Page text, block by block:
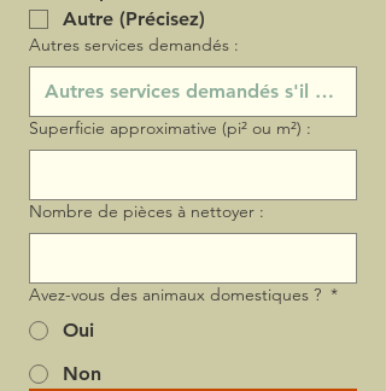
Autre (Précisez)
Autres services demandés :
Superficie approximative (pi² ou m²) :
Nombre de pièces à nettoyer :
Avez-vous des animaux domestiques ? *
Oui
Non